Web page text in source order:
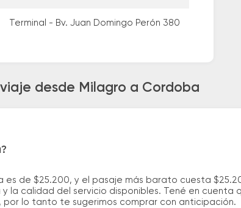
Terminal - Bv. Juan Domingo Perón 380
desde Milagro a Cordoba
de $25.200, y el pasaje más barato cuesta
la calidad del servicio disponibles. Tené en cuenta
lo tanto te sugerimos comprar con anticipación.